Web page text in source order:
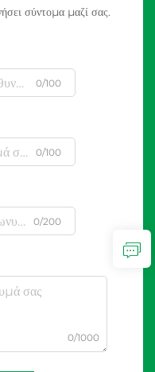
σύντομα μαζί σας.
0/100
0/100
0/200
0/1000